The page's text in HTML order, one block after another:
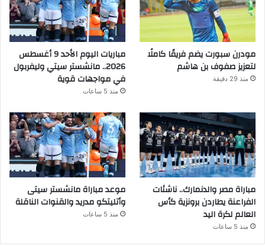
مودرن سبورت يضم فريقًا كاملًا
لتعزيز صفوف بن هاشم
منذ 29 دقيقة
مباريات اليوم الأحد 9 أغسطس
2026.. مانشستر سيتي وليفربول
في مواجهات قوية
منذ 5 ساعات
مباراة مصر والدنمارك.. ناشئات
الفراعنة يطاردن برونزية كأس
العالم لكرة اليد
منذ 5 ساعات
موعد مباراة مانشستر سيتى
وأتليتكو مدريد والقنوات الناقلة
منذ 5 ساعات